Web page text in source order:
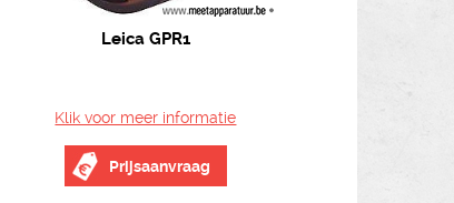
Leica GPR1
Klik voor meer informatie
Prijsaanvraag